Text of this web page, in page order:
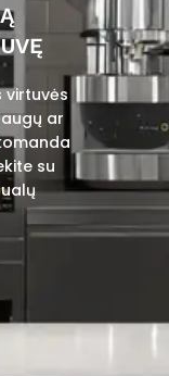
virtuvės
ar
su